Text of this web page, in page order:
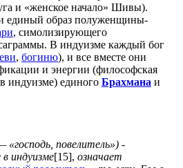
и «женское начало» Шивы).
образ полуженщины-
, симолизирующего
В индуизме каждый бог
, богиню), и все вместе они
и энергии (философская
индуизме) единого Брахмана и
«господь, повелитель») -
индуизме[15], означает